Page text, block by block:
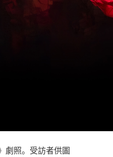
劇照。受訪者供圖